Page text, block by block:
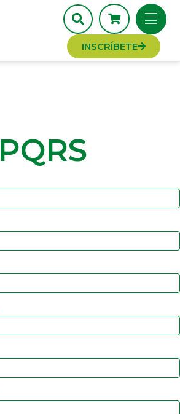
INSCRÍBETE
PQRS